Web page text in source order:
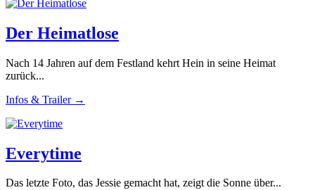
Der Heimatlose
Nach 14 Jahren auf dem Festland kehrt Hein in seine Heimat
zurück...
Infos & Trailer →
Everytime
Das letzte Foto, das Jessie gemacht hat, zeigt die Sonne über...